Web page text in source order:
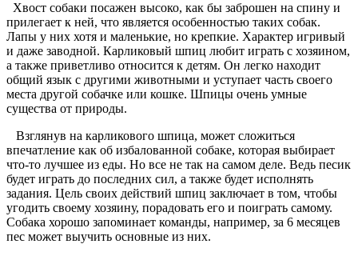
Хвост собаки посажен высоко, как бы заброшен на спину и
прилегает к ней, что является особенностью таких собак.
Лапы у них хотя и маленькие, но крепкие. Характер игривый
и даже заводной. Карликовый шпиц любит играть с хозяином,
а также приветливо относится к детям. Он легко находит
общий язык с другими животными и уступает часть своего
места другой собачке или кошке. Шпицы очень умные
существа от природы.
Взглянув на карликового шпица, может сложиться
впечатление как об избалованной собаке, которая выбирает
что-то лучшее из еды. Но все не так на самом деле. Ведь песик
будет играть до последних сил, а также будет исполнять
задания. Цель своих действий шпиц заключает в том, чтобы
угодить своему хозяину, порадовать его и поиграть самому.
Собака хорошо запоминает команды, например, за 6 месяцев
пес может выучить основные из них.